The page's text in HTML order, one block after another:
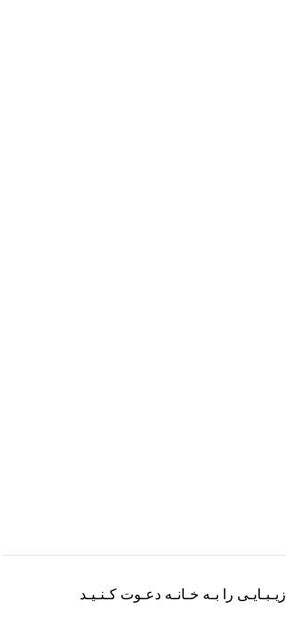
زیـبـایـی را بـه خـانـه دعـوت کـنـیـد